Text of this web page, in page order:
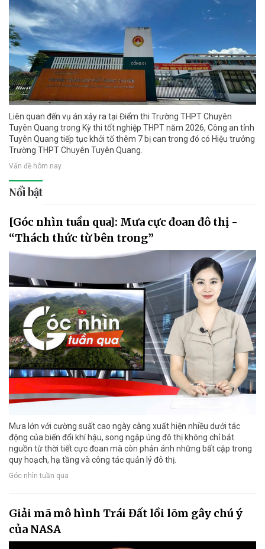
Liên quan đến vụ án xảy ra tại Điểm thi Trường THPT Chuyên
Tuyên Quang trong Kỳ thi tốt nghiệp THPT năm 2026, Công an tỉnh
Tuyên Quang tiếp tục khởi tố thêm 7 bị can trong đó có Hiệu trưởng
Trường THPT Chuyên Tuyên Quang.
Vấn đề hôm nay
Nổi bật
[Góc nhìn tuần qua]: Mưa cực đoan đô thị -
“Thách thức từ bên trong”
Mưa lớn với cường suất cao ngày càng xuất hiện nhiều dưới tác
động của biến đổi khí hậu, song ngập úng đô thị không chỉ bắt
nguồn từ thời tiết cực đoan mà còn phản ánh những bất cập trong
quy hoạch, hạ tầng và công tác quản lý đô thị.
Góc nhìn tuần qua
Giải mã mô hình Trái Đất lồi lõm gây chú ý
của NASA